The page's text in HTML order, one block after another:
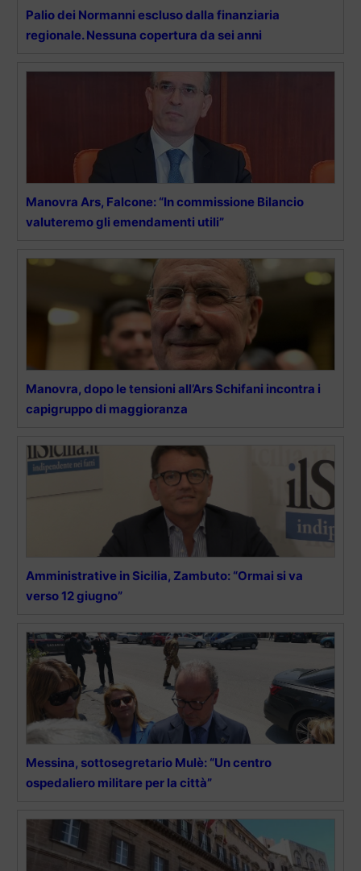
Palio dei Normanni escluso dalla finanziaria
regionale. Nessuna copertura da sei anni
Manovra Ars, Falcone: “In commissione Bilancio
valuteremo gli emendamenti utili”
Manovra, dopo le tensioni all’Ars Schifani incontra i
capigruppo di maggioranza
Amministrative in Sicilia, Zambuto: “Ormai si va
verso 12 giugno”
Messina, sottosegretario Mulè: “Un centro
ospedaliero militare per la città”